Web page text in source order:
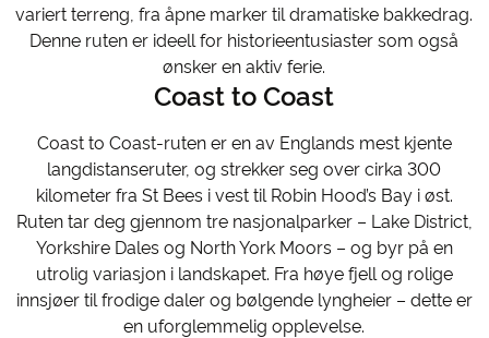
variert terreng, fra åpne marker til dramatiske bakkedrag.
Denne ruten er ideell for historieentusiaster som også
ønsker en aktiv ferie.
Coast to Coast
Coast to Coast-ruten er en av Englands mest kjente
langdistanseruter, og strekker seg over cirka 300
kilometer fra St Bees i vest til Robin Hood’s Bay i øst.
Ruten tar deg gjennom tre nasjonalparker – Lake District,
Yorkshire Dales og North York Moors – og byr på en
utrolig variasjon i landskapet. Fra høye fjell og rolige
innsjøer til frodige daler og bølgende lyngheier – dette er
en uforglemmelig opplevelse.